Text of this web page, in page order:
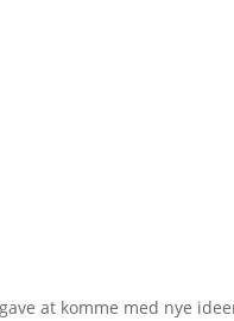
at komme med nye